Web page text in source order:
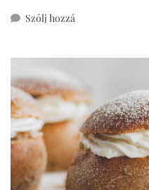
Szólj hozzá